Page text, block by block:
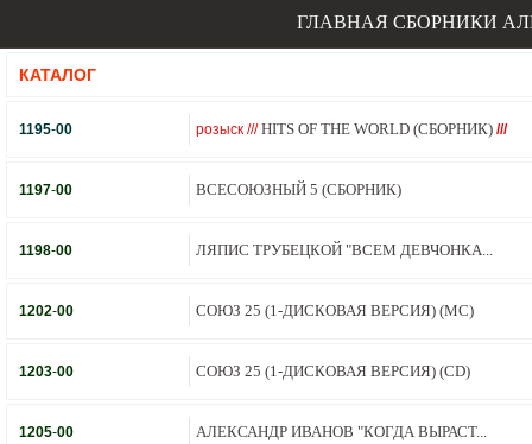
ГЛАВНАЯ СБОРНИКИ
КАТАЛОГ
1195-00 розыск ///HITS OF THE WORLD (СБОРНИК) ///
1197-00 ВСЕСОЮЗНЫЙ 5 (СБОРНИК)
1198-00 ЛЯПИС ТРУБЕЦКОЙ "ВСЕМ ДЕВЧОНКА...
1202-00 СОЮЗ 25 (1-ДИСКОВАЯ ВЕРСИЯ) (MC)
1203-00 СОЮЗ 25 (1-ДИСКОВАЯ ВЕРСИЯ) (CD)
1205-00 АЛЕКСАНДР ИВАНОВ "КОГДА ВЫРАСТ...